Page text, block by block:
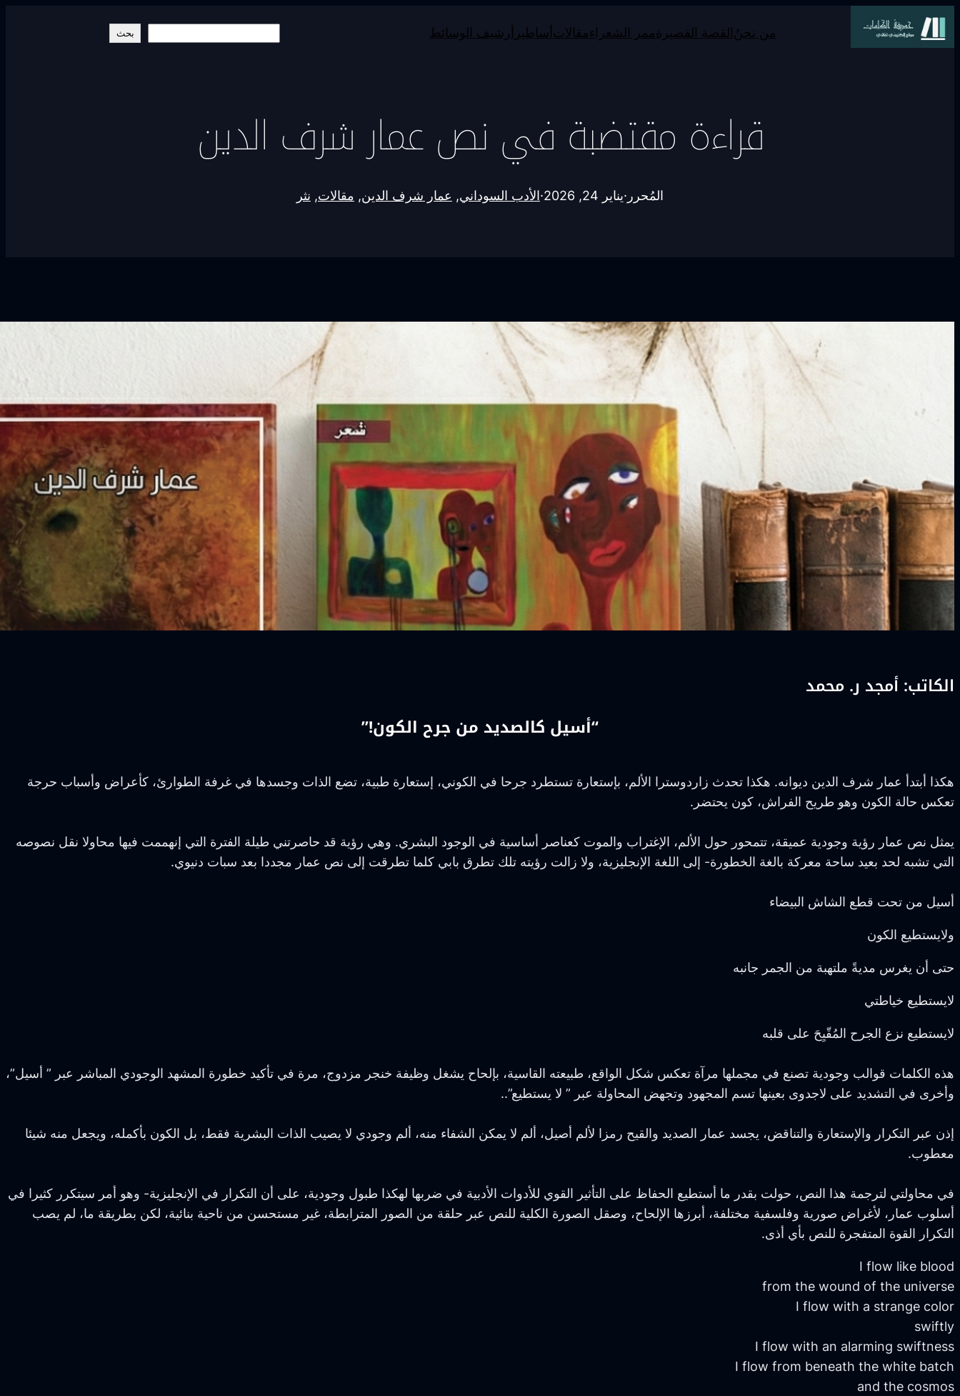
من نحنُ القصة القصيرةممر الشعراءمقالات أساطير أرشيف الوسائط بحث
قراءة مقتضبة في نص عمار شرف الدين
المُحرر ·يناير 24, 2026 ·الأدب السوداني, عمار شرف الدين, مقالات, نثر
الكاتب: أمجد ر. محمد
“أسيل كالصديد من جرح الكون!”
هكذا أبتدأ عمار شرف الدين ديوانه. هكذا تحدث زاردوسترا الألم، بإستعارة تستطرد جرحا في الكوني، إستعارة طبية، تضع الذات وجسدها في غرفة الطوارئ، كأعراض وأسباب حرجة
تعكس حالة الكون وهو طريح الفراش، كون يحتضر.
يمثل نص عمار رؤية وجودية عميقة، تتمحور حول الألم، الإغتراب والموت كعناصر أساسية في الوجود البشري. وهي رؤية قد حاصرتني طيلة الفترة التي إنهممت فيها محاولا نقل نصوصه
التي تشبه لحد بعيد ساحة معركة بالغة الخطورة- إلى اللغة الإنجليزية، ولا زالت رؤيته تلك تطرق بابي كلما تطرقت إلى نص عمار مجددا بعد سبات دنيوي.
أسيل من تحت قطع الشاش البيضاء
ولايستطيع الكون
حتى أن يغرس مديةً ملتهبة من الجمر جانبه
لايستطيع خياطتي
لايستطيع نزع الجرح المُقّيِحَ على قلبه
هذه الكلمات قوالب وجودية تصنع في مجملها مرآة تعكس شكل الواقع، طبيعته القاسية، بإلحاح يشغل وظيفة خنجر مزدوج، مرة في تأكيد خطورة المشهد الوجودي المباشر عبر ” أسيل”،
وأخرى في التشديد على لاجدوى بعينها تسم المجهود وتجهض المحاولة عبر ” لا يستطيع”..
إذن عبر التكرار والإستعارة والتناقض، يجسد عمار الصديد والقيح رمزا لألم أصيل، ألم لا يمكن الشفاء منه، ألم وجودي لا يصيب الذات البشرية فقط، بل الكون بأكمله، ويجعل منه شيئا
معطوب.
في محاولتي لترجمة هذا النص، حولت بقدر ما أستطيع الحفاظ على التأثير القوي للأدوات الأدبية في ضربها لهكذا طبول وجودية، على أن التكرار في الإنجليزية- وهو أمر سيتكرر كثيرا في
أسلوب عمار، لأغراض صورية وفلسفية مختلفة، أبرزها الإلحاح، وصقل الصورة الكلية للنص عبر حلقة من الصور المترابطة، غير مستحسن من ناحية بنائية، لكن بطريقة ما، لم يصب
التكرار القوة المتفجرة للنص بأي أذى.
I flow like blood
from the wound of the universe
I flow with a strange color
swiftly
I flow with an alarming swiftness
I flow from beneath the white batch
and the cosmos